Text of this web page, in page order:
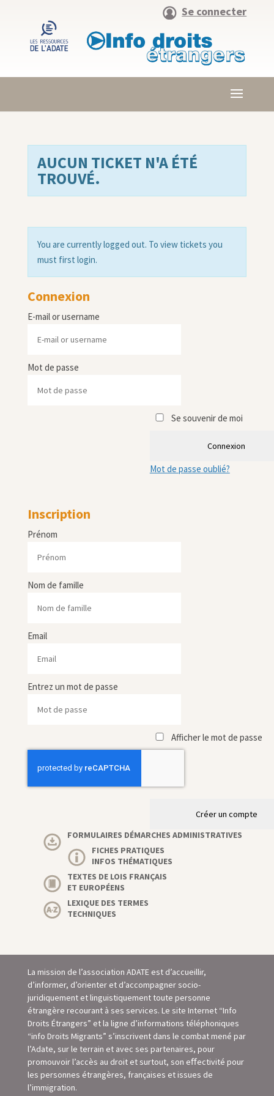
Se connecter
AUCUN TICKET N'A ÉTÉ
TROUVÉ.
You are currently logged out. To view tickets you
must first login.
Connexion
E-mail or username
Mot de passe
Se souvenir de moi
Connexion
Mot de passe oublié?
Inscription
Prénom
Nom de famille
Email
Entrez un mot de passe
Afficher le mot de passe
Créer un compte
FORMULAIRES DÉMARCHES ADMINISTRATIVES
FICHES PRATIQUES
INFOS THÉMATIQUES
TEXTES DE LOIS FRANÇAIS
ET EUROPÉENS
LEXIQUE DES TERMES
TECHNIQUES
La mission de l’association ADATE est d’accueillir,
d’informer, d’orienter et d’accompagner socio-
juridiquement et linguistiquement toute personne
étrangère recourant à ses services. Le site Internet “Info
Droits Étrangers” et la ligne d’informations téléphoniques
“info Droits Migrants” s’inscrivent dans le combat mené par
l’Adate, sur le terrain et avec ses partenaires, pour
promouvoir l’accès au droit et surtout, son eﬀectivité pour
les personnes étrangères, françaises et issues de
l’immigration.